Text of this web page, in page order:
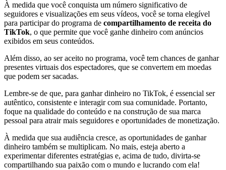
À medida que você conquista um número significativo de
seguidores e visualizações em seus vídeos, você se torna elegível
para participar do programa de compartilhamento de receita do
TikTok, o que permite que você ganhe dinheiro com anúncios
exibidos em seus conteúdos.
Além disso, ao ser aceito no programa, você tem chances de ganhar
presentes virtuais dos espectadores, que se convertem em moedas
que podem ser sacadas.
Lembre-se de que, para ganhar dinheiro no TikTok, é essencial ser
autêntico, consistente e interagir com sua comunidade. Portanto,
foque na qualidade do conteúdo e na construção de sua marca
pessoal para atrair mais seguidores e oportunidades de monetização.
À medida que sua audiência cresce, as oportunidades de ganhar
dinheiro também se multiplicam. No mais, esteja aberto a
experimentar diferentes estratégias e, acima de tudo, divirta-se
compartilhando sua paixão com o mundo e lucrando com ela!